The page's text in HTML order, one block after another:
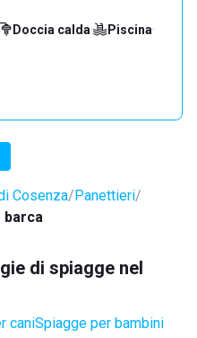
Doccia calda· Piscina·
Cosenza Panettieri
barca
di spiagge nel
caniSpiagge per bambini